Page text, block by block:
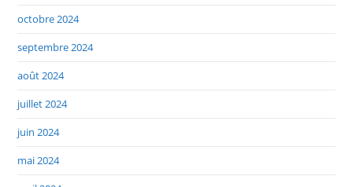
octobre 2024
septembre 2024
août 2024
juillet 2024
juin 2024
mai 2024